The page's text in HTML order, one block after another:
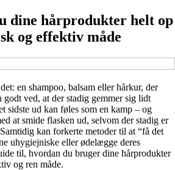
dine hårprodukter helt op
og effektiv måde
en shampoo, balsam eller hårkur, der
ved, at der stadig gemmer sig lidt
sidste ud kan føles som en kamp – og
at smide flasken ud, selvom der stadig er
kan forkerte metoder til at “få det
uhygiejniske eller ødelægge deres
til, hvordan du bruger dine hårprodukter
og ren måde.